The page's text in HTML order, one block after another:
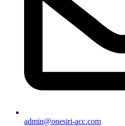
admin@onesiri-acc.com